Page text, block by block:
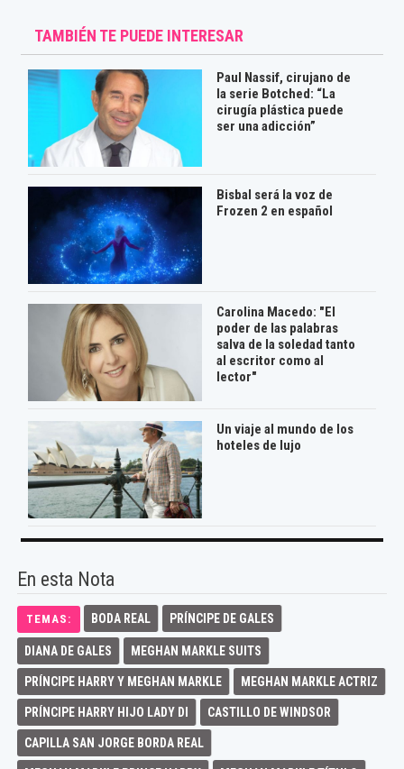
TAMBIÉN TE PUEDE INTERESAR
Paul Nassif, cirujano de
la serie Botched: “La
cirugía plástica puede
ser una adicción”
Bisbal será la voz de
Frozen 2 en español
Carolina Macedo: "El
poder de las palabras
salva de la soledad tanto
al escritor como al
lector"
Un viaje al mundo de los
hoteles de lujo
En esta Nota
TEMAS: BODA REAL PRÍNCIPE DE GALES
DIANA DE GALES MEGHAN MARKLE SUITS
PRÍNCIPE HARRY Y MEGHAN MARKLE MEGHAN MARKLE ACTRIZ
PRÍNCIPE HARRY HIJO LADY DI CASTILLO DE WINDSOR
CAPILLA SAN JORGE BORDA REAL